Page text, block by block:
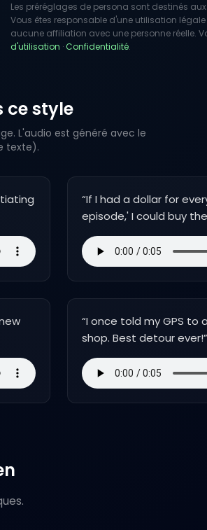
Les préréglages de persona sont destinés
Vous êtes responsable d'une utilisation
aucune affiliation avec une personne réelle.
d'utilisation ·Confidentialité.
ce style
L'audio est généré avec le
texte).
“If I had a dollar for
episode,' I could buy
“I once told my GPS
shop. Best detour ever!”